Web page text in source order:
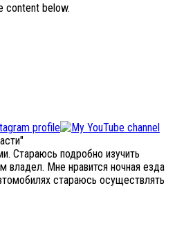
content below.
Стараюсь подробно изучить
владел. Мне нравится ночная езда
стараюсь осуществлять